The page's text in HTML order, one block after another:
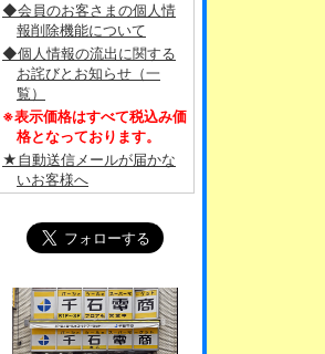
◆会員のお客さまの個人情
報削除機能について
◆個人情報の流出に関する
お詫びとお知らせ（一
覧）
※表示価格はすべて税込み価
格となっております。
★自動送信メールが届かな
いお客様へ